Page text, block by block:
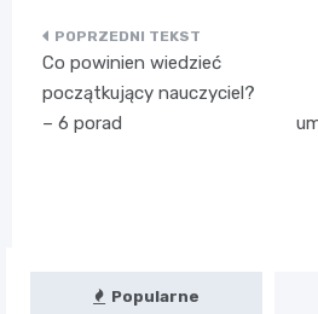
Nawigacja
wpisu
Co powinien wiedzieć
początkujący nauczyciel?
– 6 porad
Popularne